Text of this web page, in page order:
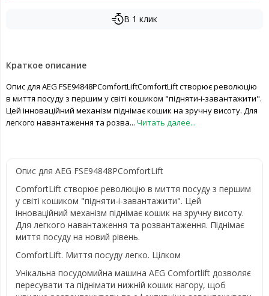
В 1 клик
Краткое описание
Опис для AEG FSE94848PComfortLiftComfortLift створює революцію
в миття посуду з першим у світі кошиком "підняти-і-завантажити".
Цей інноваційний механізм піднімає кошик на зручну висоту. Для
легкого навантаження та розва... Читать далее...
Опис для AEG FSE94848PComfortLift
ComfortLift створює революцію в миття посуду з першим
у світі кошиком "підняти-і-завантажити". Цей
інноваційний механізм піднімає кошик на зручну висоту.
Для легкого навантаження та розвантаження. Піднімає
миття посуду на новий рівень.
ComfortLift. Миття посуду легко. Цілком
Унікальна посудомийна машина AEG Comfortlift дозволяє
пересувати та піднімати нижній кошик нагору, щоб